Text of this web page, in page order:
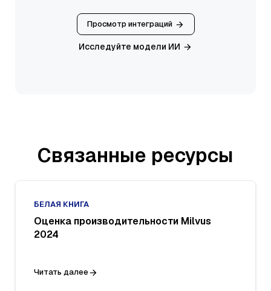
Просмотр интеграций
Исследуйте модели ИИ
Связанные ресурсы
БЕЛАЯ КНИГА
Оценка производительности Milvus
2024
Читать далее